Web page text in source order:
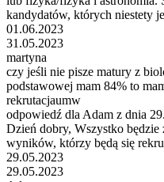
kandydatów, których niestety
01.06.2023
31.05.2023
martyna
czy jeśli nie pisze matury z
podstawowej mam 84% to
rekrutacjaumw
odpowiedź dla Adam z dnia
Dzień dobry, Wszystko będzie
wyników, którzy będą się
29.05.2023
29.05.2023